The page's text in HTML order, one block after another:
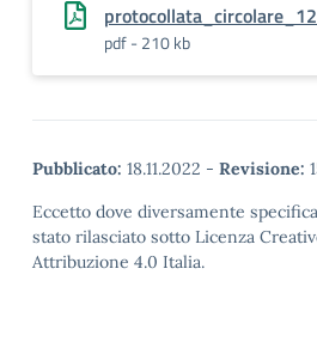
pdf - 210 kb
Pubblicato: 18.11.2022 - Revisione:
Eccetto dove diversamente
stato rilasciato sotto Licenza
Attribuzione 4.0 Italia.